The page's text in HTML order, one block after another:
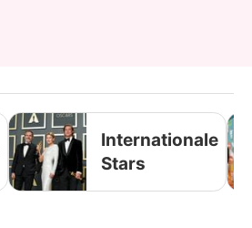
Internationale
Stars